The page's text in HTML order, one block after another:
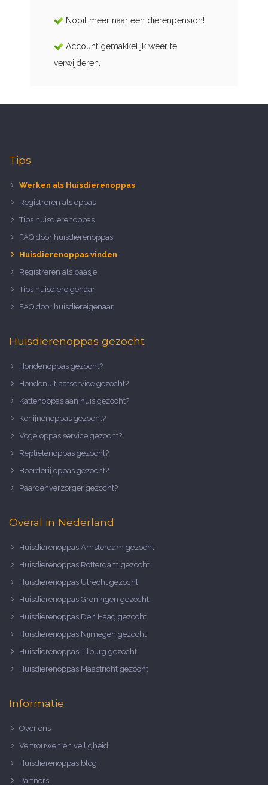
Nooit meer naar een dierenpension!
Account gemakkelijk weer te
verwijderen.
Tips
Werken als Huisdierenoppas
Registreren als oppas
Tips huisdierenoppas
FAQ door huisdierenoppas
Huisdierenoppas vinden
Registreren als baasje
Tips huisdiereigenaar
FAQ door huisdiereigenaar
Huisdierenoppas gezocht
Hondenoppas gezocht?
Hondenuitlaatservice gezocht?
Kattenoppas aan huis gezocht?
Konijnenoppas gezocht?
Vogeloppas service gezocht?
Reptielenoppas gezocht?
Boerderij oppas gezocht?
Paardenverzorger gezocht?
Overal in Nederland
Huisdierenoppas Amsterdam gezocht
Huisdierenoppas Rotterdam gezocht
Huisdierenoppas Utrecht gezocht
Huisdierenoppas Groningen gezocht
Huisdierenoppas Den Haag gezocht
Huisdierenoppas Nijmegen gezocht
Huisdierenoppas Tilburg gezocht
Huisdierenoppas Maastricht gezocht
Informatie
Over ons
Vertrouwen en veiligheid
Huisdierenoppas blog
Partners